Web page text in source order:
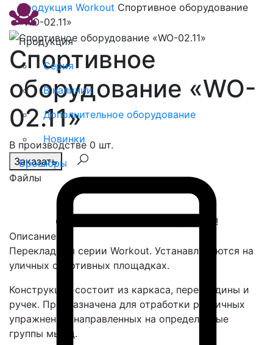
Продукция
Серия
В наличии
Дополнительное оборудование
Новинки
Брошюры
Продукция Workout Спортивное оборудование
«WO-02.11»
Спортивное
оборудование «WO-
02.11»
В производстве 0 шт.
Заказать
Файлы
Спасибо, сообщение отправлено!
Описание
Перекладины серии Workout. Устанавливаются на
уличных спортивных площадках.
Конструкция состоит из каркаса, перекладины и
ручек. Предназначена для отработки различных
упражнений, направленных на определенные
группы мышц.